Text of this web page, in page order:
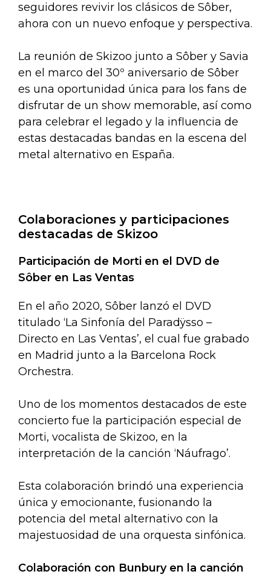
seguidores revivir los clásicos de Sôber,
ahora con un nuevo enfoque y perspectiva.
La reunión de Skizoo junto a Sôber y Savia
en el marco del 30º aniversario de Sôber
es una oportunidad única para los fans de
disfrutar de un show memorable, así como
para celebrar el legado y la influencia de
estas destacadas bandas en la escena del
metal alternativo en España.
Colaboraciones y participaciones
destacadas de Skizoo
Participación de Morti en el DVD de
Sôber en Las Ventas
En el año 2020, Sôber lanzó el DVD
titulado ‘La Sinfonía del Paradÿsso –
Directo en Las Ventas’, el cual fue grabado
en Madrid junto a la Barcelona Rock
Orchestra.
Uno de los momentos destacados de este
concierto fue la participación especial de
Morti, vocalista de Skizoo, en la
interpretación de la canción ‘Náufrago’.
Esta colaboración brindó una experiencia
única y emocionante, fusionando la
potencia del metal alternativo con la
majestuosidad de una orquesta sinfónica.
Colaboración con Bunbury en la canción